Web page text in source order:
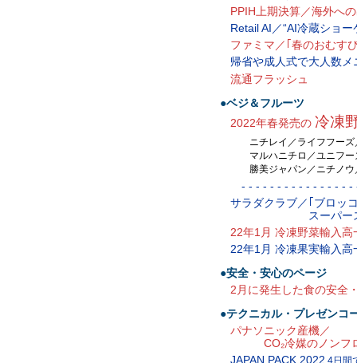
PPIH上期決算／海外へ
Retail AI／“AI冷蔵ショ
ファミマ／｢春のおむす
帰省や成人式で大人数メ
流通フラッシュ
●ベジ＆フルーツ
2022年春発売の 冷凍
ニチレイ／ライフフーズ
マルハニチロ／ユニフー
勝美ジャパン／ニチノウ
- - - - - - - - - - - - - - - -
サラダクラブ／｢ブロッ
スーパースプラ
22年1月 冷凍野菜輸入高
22年1月 冷凍果実輸入高
●安全・安心のページ
2月に発生した食の安全
●テクニカル・プレゼンコ
パナソニック産機／
CO₂冷媒のノンフロ
JAPAN PACK 2022 4日間